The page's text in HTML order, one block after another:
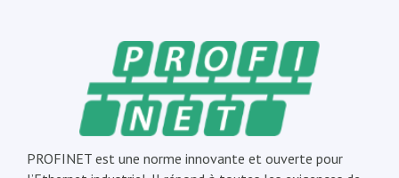
PROFINET est une norme innovante et ouverte pour